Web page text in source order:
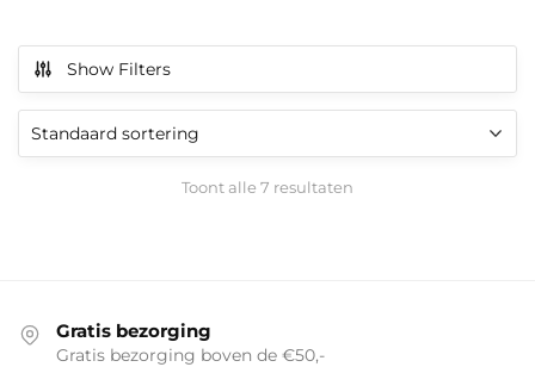
Show Filters
Toont alle 7 resultaten
Gratis bezorging
Gratis bezorging boven de €50,-